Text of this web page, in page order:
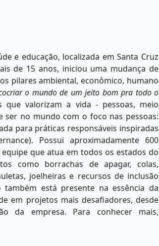
e educação, localizada em Santa Cruz
de 15 anos, iniciou uma mudança de
pilares ambiental, econômico, humano
o mundo de um jeito bom pra todo o
que valorizam a vida - pessoas, meio
no mundo com o foco nas pessoas:
para práticas responsáveis inspiradas
Possui aproximadamente 600
que atua em todos os estados do
como borrachas de apagar, colas,
joelheiras e recursos de inclusão
está presente na essência da
em projetos mais desafiadores, desde
da empresa. Para conhecer mais,